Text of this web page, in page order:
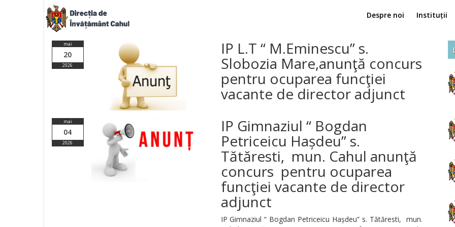
Despre noi Instituții
mai
20
2026
IP L.T “ M.Eminescu” s.
Slobozia Mare,anunţă concurs
pentru ocuparea funcţiei
vacante de director adjunct
mai
04
2026
IP Gimnaziul “ Bogdan
Petriceicu Hașdeu” s.
Tătăresti, mun. Cahul anunţă
concurs pentru ocuparea
funcţiei vacante de director
adjunct
IP Gimnaziul “ Bogdan Petriceicu Hașdeu” s. Tătăresti, mun.